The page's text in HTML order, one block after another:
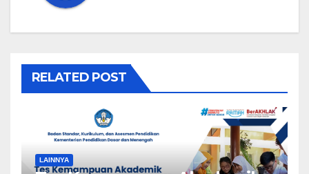
RELATED POST
LAINNYA